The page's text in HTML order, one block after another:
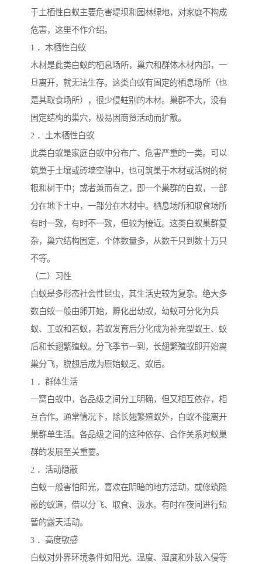
于土栖性白蚁主要危害堤坝和园林绿地，对家庭不构成
危害，这里不作介绍。
1 ．木栖性白蚁
木材是此类白蚁的栖息场所，巢穴和群体木材内部，一
旦离开，就无法生存。这类白蚁有固定的栖息场所（也
是其取食场所），很少侵蛀别的木材。巢群不大，没有
固定结构的巢穴，极易因商贸活动而扩散。
2 ．土木栖性白蚁
此类白蚁是家庭白蚁中分布广、危害严重的一类。可以
筑巢于土壤或砖墙空隙中，也可筑巢于木材或活树的树
根和树干中；或者兼而有之，即一个巢群的白蚁，一部
分在地下土中，一部分在木材中。栖息场所和取食场所
有时一致，有时不一致，但较为接近。这类白蚁巢群复
杂，巢穴结构固定，个体数量多，从数千只到数十万只
不等。
（二）习性
白蚁是多形态社会性昆虫，其生活史较为复杂。绝大多
数白蚁一般由卵开始，孵化出幼蚁，幼蚁可分化为兵
蚁、工蚁和若蚁，若蚁发育后分化成为补充型蚁王、蚁
后和长翅繁殖蚁。分飞季节一到，长翅繁殖蚁即开始离
巢分飞，脱翅后成为原始蚁乏、蚁后。
1 ．群体生活
一窝白蚁中，各品级之间分工明确，但又相互依存，相
互合作。通常情况下，除长翅繁殖蚁外，白蚁不能离开
巢群单生活。各品级之间的这种依存、合作关系对蚁巢
群的发展至关重要。
2 ．活动隐蔽
白蚁一般害怕阳光，喜欢在阴暗的地方活动，或修筑隐
蔽的蚁道，借以分飞、取食、汲水。有时在夜间进行短
暂的露天活动。
3 ．高度敏感
白蚁对外界环境条件如阳光、温度、湿度和外敌入侵等